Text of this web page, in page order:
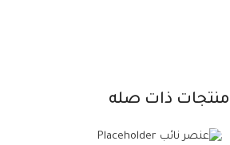
منتجات ذات صله